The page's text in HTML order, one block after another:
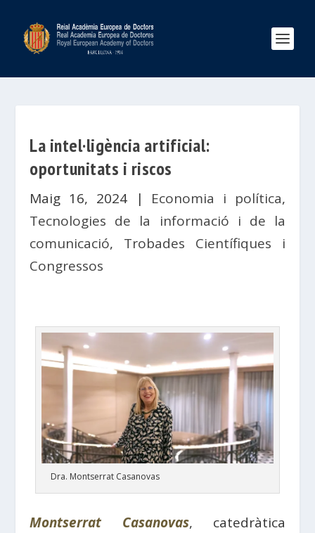
La intel·ligència artificial:
oportunitats i riscos
Maig 16, 2024| Economia i política,
Tecnologies de la informació i de la
comunicació, Trobades Científiques i
Congressos
Dra. Montserrat Casanovas
Montserrat Casanovas, catedràtica